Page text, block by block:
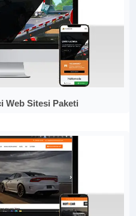
Web Sitesi Paketi